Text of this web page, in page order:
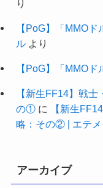
り
【PoG】「MMO
ルより
【PoG】「MMO
【新生FF14】戦
の①に
【新生
略：その② | エテメ
アーカイブ